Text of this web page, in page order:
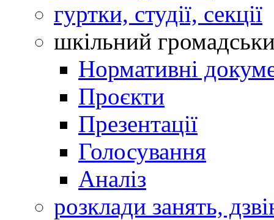
гуртки, студії, секції
шкільний
Нормативні
Проєкти
Презентації
Голосування
Аналіз
розклади занять,